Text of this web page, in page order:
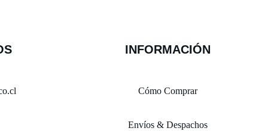
INFORMACIÓN
Cómo Comprar
Envíos & Despachos